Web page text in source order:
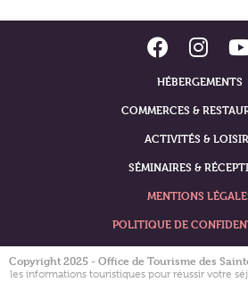
HÉBERGEMENTS
COMMERCES &
ACTIVITÉS &
SÉMINAIRES &
MENTIONS
POLITIQUE DE
Copyright 2025 - Office de Tourisme des
les informations touristiques pour réussir votre